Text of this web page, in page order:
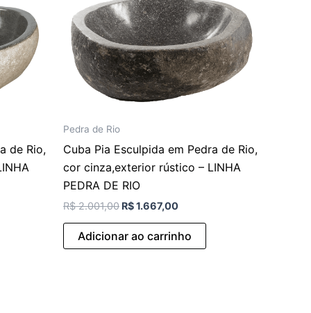
de Rio,
Pedra de Rio
Cuba Pia Esculpida em Pedra de Rio,
cor cinza,exterior rústico – LINHA
PEDRA DE RIO
R$2.001,00 R$1.667,00
Adicionar ao carrinho